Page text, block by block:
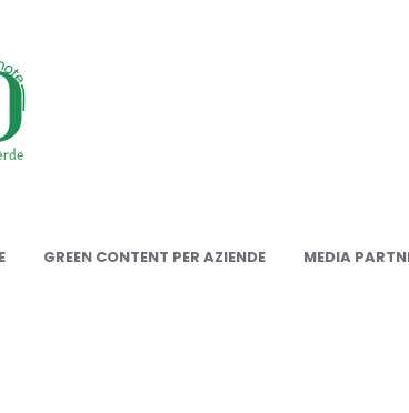
GREEN CONTENT PER AZIENDE
MEDIA